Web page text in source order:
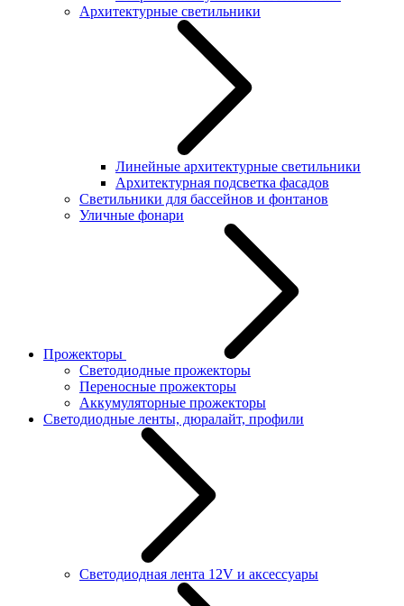
Архитектурные светильники
Линейные архитектурные светильники
Архитектурная подсветка фасадов
Светильники для бассейнов и фонтанов
Уличные фонари
Прожекторы
Светодиодные прожекторы
Переносные прожекторы
Аккумуляторные прожекторы
Светодиодные ленты, дюралайт, профили
Светодиодная лента 12V и аксессуары